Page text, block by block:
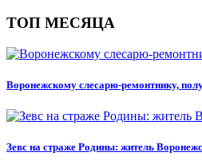
ТОП МЕСЯЦА
Воронежскому слесарю-ремонтнику,
Зевс на страже Родины: житель